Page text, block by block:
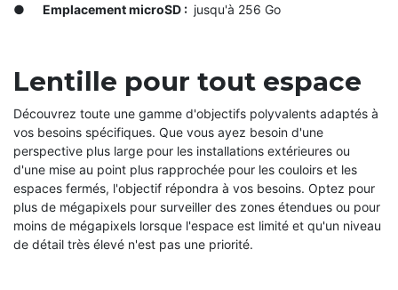
● Emplacement microSD : jusqu'à 256 Go
Lentille pour tout espace
Découvrez toute une gamme d'objectifs polyvalents adaptés à
vos besoins spécifiques. Que vous ayez besoin d'une
perspective plus large pour les installations extérieures ou
d'une mise au point plus rapprochée pour les couloirs et les
espaces fermés, l'objectif répondra à vos besoins. Optez pour
plus de mégapixels pour surveiller des zones étendues ou pour
moins de mégapixels lorsque l'espace est limité et qu'un niveau
de détail très élevé n'est pas une priorité.